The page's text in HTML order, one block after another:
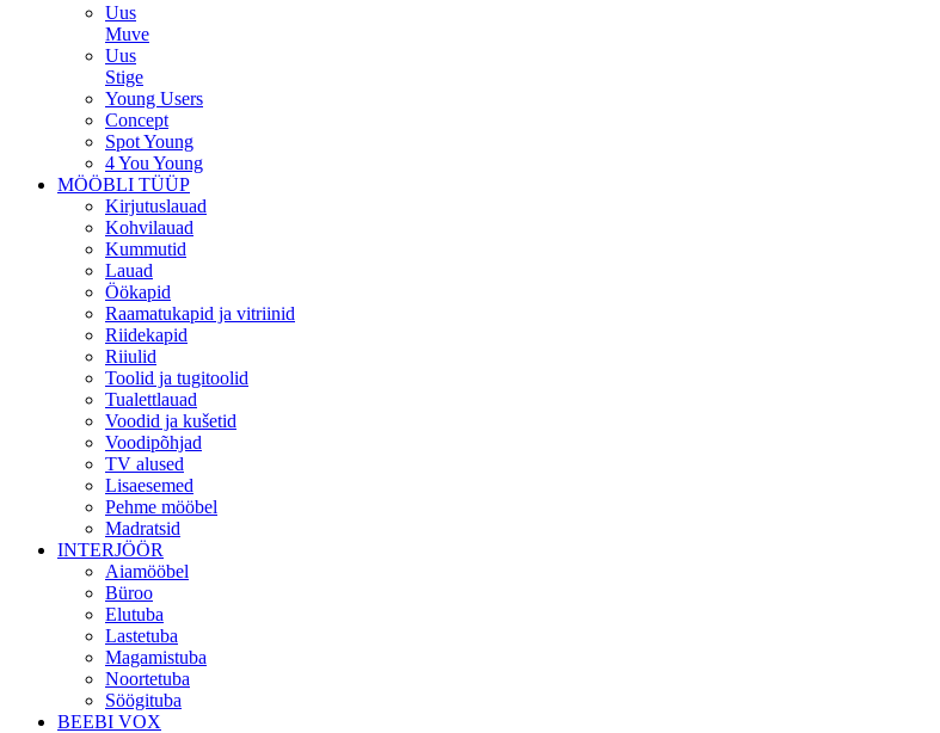
Uus
Muve
Uus
Stige
Young Users
Concept
Spot Young
4 You Young
MÖÖBLI TÜÜP
Kirjutuslauad
Kohvilauad
Kummutid
Lauad
Öökapid
Raamatukapid ja vitriinid
Riidekapid
Riiulid
Toolid ja tugitoolid
Tualettlauad
Voodid ja kušetid
Voodipõhjad
TV alused
Lisaesemed
Pehme mööbel
Madratsid
INTERJÖÖR
Aiamööbel
Büroo
Elutuba
Lastetuba
Magamistuba
Noortetuba
Söögituba
BEEBI VOX